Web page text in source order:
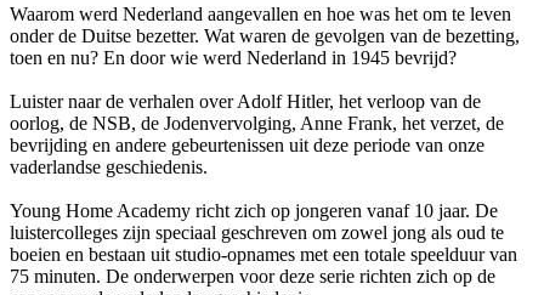
Waarom werd Nederland aangevallen en hoe was het om te leven
onder de Duitse bezetter. Wat waren de gevolgen van de bezetting,
toen en nu? En door wie werd Nederland in 1945 bevrijd?
Luister naar de verhalen over Adolf Hitler, het verloop van de
oorlog, de NSB, de Jodenvervolging, Anne Frank, het verzet, de
bevrijding en andere gebeurtenissen uit deze periode van onze
vaderlandse geschiedenis.
Young Home Academy richt zich op jongeren vanaf 10 jaar. De
luistercolleges zijn speciaal geschreven om zowel jong als oud te
boeien en bestaan uit studio-opnames met een totale speelduur van
75 minuten. De onderwerpen voor deze serie richten zich op de